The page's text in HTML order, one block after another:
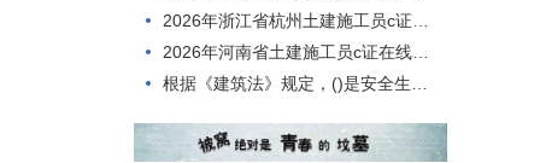
2026年浙江省杭州土建施工员c证在线考试，到底难不难考？
2026年河南省土建施工员c证在线考核，刷题用什么方法好？
根据《建筑法》规定，()是安全生产方针的核心和具体体现,是实现安全生产的根本途径。